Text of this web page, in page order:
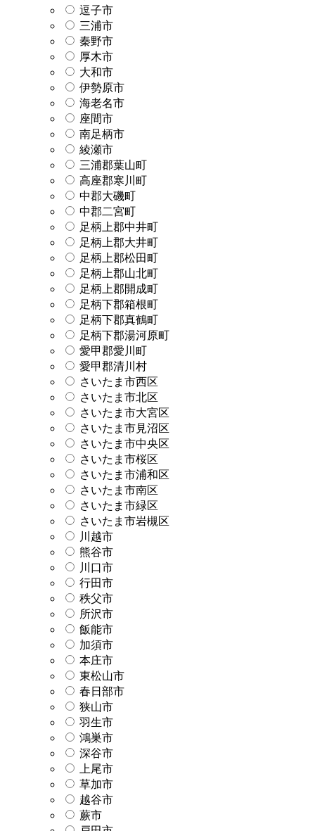
逗子市
三浦市
秦野市
厚木市
大和市
伊勢原市
海老名市
座間市
南足柄市
綾瀬市
三浦郡葉山町
高座郡寒川町
中郡大磯町
中郡二宮町
足柄上郡中井町
足柄上郡大井町
足柄上郡松田町
足柄上郡山北町
足柄上郡開成町
足柄下郡箱根町
足柄下郡真鶴町
足柄下郡湯河原町
愛甲郡愛川町
愛甲郡清川村
さいたま市西区
さいたま市北区
さいたま市大宮区
さいたま市見沼区
さいたま市中央区
さいたま市桜区
さいたま市浦和区
さいたま市南区
さいたま市緑区
さいたま市岩槻区
川越市
熊谷市
川口市
行田市
秩父市
所沢市
飯能市
加須市
本庄市
東松山市
春日部市
狭山市
羽生市
鴻巣市
深谷市
上尾市
草加市
越谷市
蕨市